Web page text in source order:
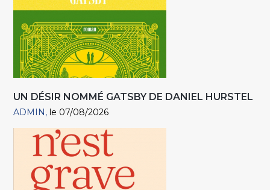
UN DÉSIR NOMMÉ GATSBY DE DANIEL HURSTEL
ADMIN le 07/08/2026